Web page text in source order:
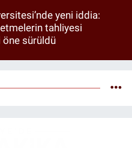
yeni iddia:
tahliyesi
sürüldü